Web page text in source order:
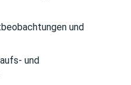
und
und